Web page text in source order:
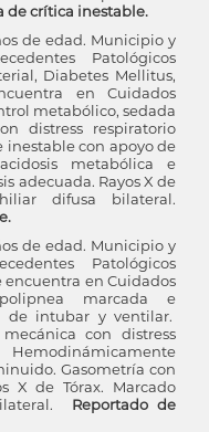
de crítica inestable.
de edad. Municipio y
Patológicos
Diabetes Mellitus,
en Cuidados
metabólico, sedada
distress respiratorio
con apoyo de
metabólica e
adecuada. Rayos X de
difusa bilateral.
de edad. Municipio y
Patológicos
encuentra en Cuidados
marcada e
de intubar y ventilar.
con distress
Gasometría con
X de Tórax. Marcado
Reportado de